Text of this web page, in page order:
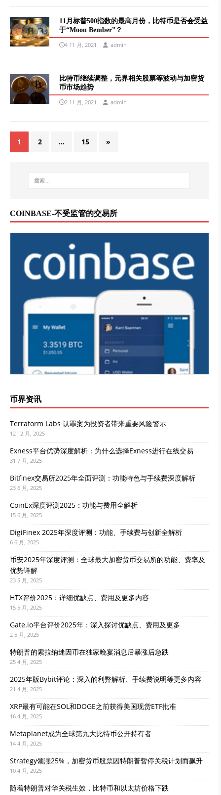
11月标普500指数的最高月份，比特币是否会受益
于“Moon Bember”？
4 11 月, 2021
admin
比特币继续调整，元界相关股票等波动与加密货
币市场趋势
2 11 月, 2021
admin
1 2 … 15 »
COINBASE-不受监管的交易所
币界资讯
Terraform Labs 认罪案为投资者带来重要风险警示
12 12 月, 2025
Exness平台优势深度解析：为什么选择Exness进行在线交易
31 7 月, 2025
Bitfinex交易所2025年全面评测：功能特色与手续费深度解析
23 6 月, 2025
CoinEx深度评测2025：功能与费用全解析
15 6 月, 2025
DigiFinex 2025年深度评测：功能、手续费与创新全解析
6 6 月, 2025
币安2025年深度评测：全球最大加密货币交易所的功能、费率及
优势详解
23 5 月, 2025
HTX评价2025：详细优缺点、费用及更多内容
15 5 月, 2025
Gate.io平台评价2025年：深入探讨优缺点、费用及更多
2 5 月, 2025
特朗普的索拉纳迷因币在独家晚宴消息后暴涨后急跌
25 4 月, 2025
2025年版Bybit评论：深入的利弊解析、手续费说明等更多内容
21 4 月, 2025
XRP最有可能在SOL和DOGE之前获得美国现货ETF批准
16 4 月, 2025
Metaplanet成为全球第九大比特币公开持有者
14 4 月, 2025
Strategy领涨25%，加密货币股票因特朗普暂停关税计划而飙升
10 4 月, 2025
随着特朗普对华关税生效，比特币和以太坊价格下跌